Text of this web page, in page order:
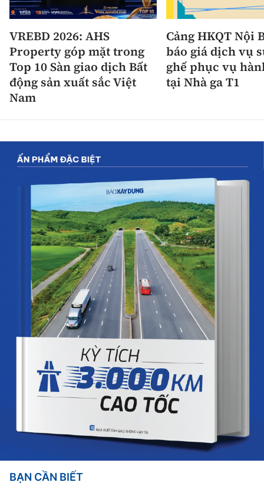
VREBD 2026: AHS
Property góp mặt trong
Top 10 Sàn giao dịch Bất
động sản xuất sắc Việt
Nam
Cảng HKQT Nội
báo giá dịch vụ
ghế phục vụ
tại Nhà ga T1
BẠN CẦN BIẾT